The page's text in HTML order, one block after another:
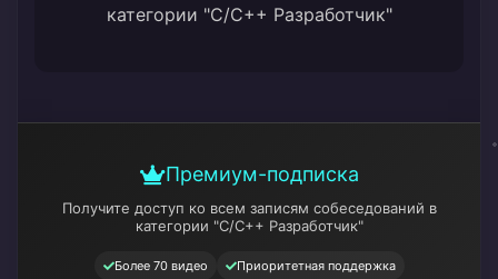
категории "C/C++ Разработчик"
Премиум-подписка
Получите доступ ко всем записям собеседований в
категории "C/C++ Разработчик"
Более 70 видео Приоритетная поддержка